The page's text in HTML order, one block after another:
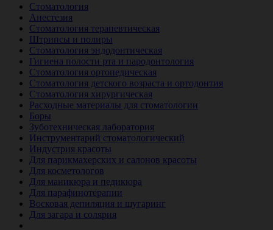
Стоматология
Анестезия
Стоматология терапевтическая
Штрипсы и полиры
Стоматология эндодонтическая
Гигиена полости рта и пародонтология
Стоматология ортопедическая
Стоматология детского возраста и ортодонтия
Стоматология хирургическая
Расходные материалы для стоматологии
Боры
Зуботехническая лаборатория
Инструментарий стоматологический
Индустрия красоты
Для парикмахерских и салонов красоты
Для косметологов
Для маникюра и педикюра
Для парафинотерапии
Восковая депиляция и шугаринг
Для загара и солярия